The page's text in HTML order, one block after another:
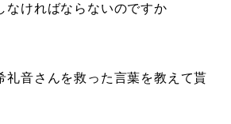
なければならないのですか
礼音さんを救った言葉を教えて貰